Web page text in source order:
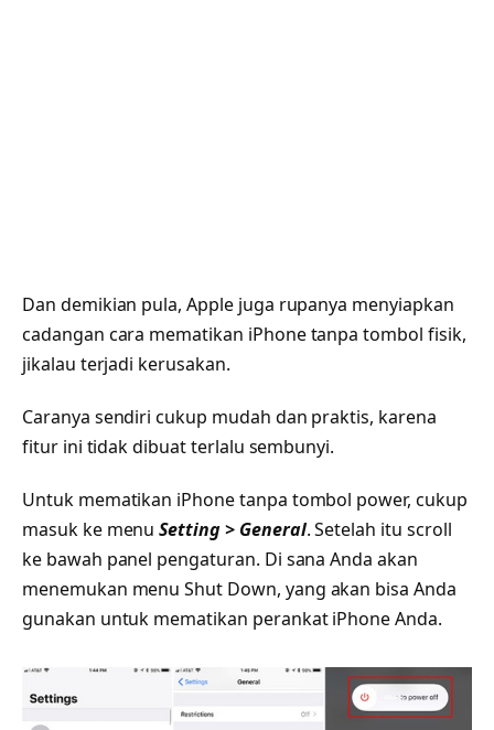
Dan demikian pula, Apple juga rupanya menyiapkan
cadangan cara mematikan iPhone tanpa tombol fisik,
jikalau terjadi kerusakan.
Caranya sendiri cukup mudah dan praktis, karena
fitur ini tidak dibuat terlalu sembunyi.
Untuk mematikan iPhone tanpa tombol power, cukup
masuk ke menuSetting > General. Setelah itu scroll
ke bawah panel pengaturan. Di sana Anda akan
menemukan menu Shut Down, yang akan bisa Anda
gunakan untuk mematikan perankat iPhone Anda.